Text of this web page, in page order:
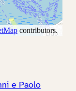
e Paolo